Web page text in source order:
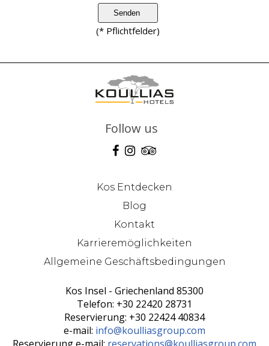
(* Pflichtfelder)
Follow us
Kos Entdecken
Blog
Kontakt
Karrieremöglichkeiten
Allgemeine Geschäftsbedingungen
Kos Insel - Griechenland 85300
Telefon: +30 22420 28731
Reservierung: +30 22424 40834
e-mail: info@koulliasgroup.com
Reservierung e-mail: reservations@koulliasgroup.com